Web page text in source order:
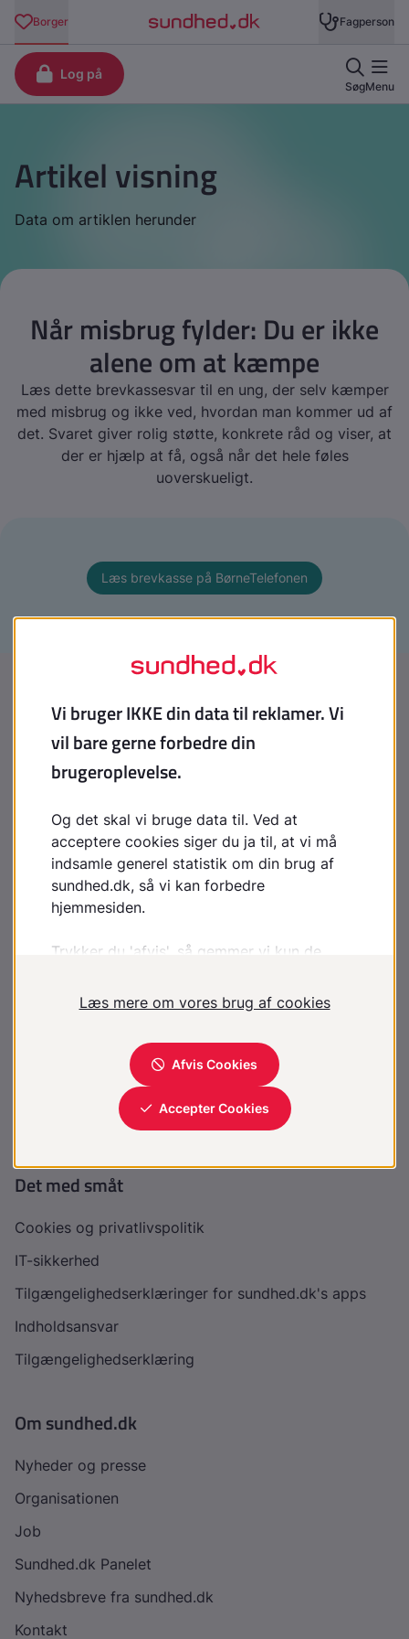
Artikel visning
Data om artiklen herunder
Når misbrug fylder: Du er ikke
alene om at kæmpe
Læs dette brevkassesvar til en ung, der selv kæmper
med misbrug og ikke ved, hvordan man kommer ud af
det. Svaret giver rolig støtte, konkrete råd og viser, at
der er hjælp at få, også når det hele føles
uoverskueligt.
Læs brevkasse på BørneTelefonen